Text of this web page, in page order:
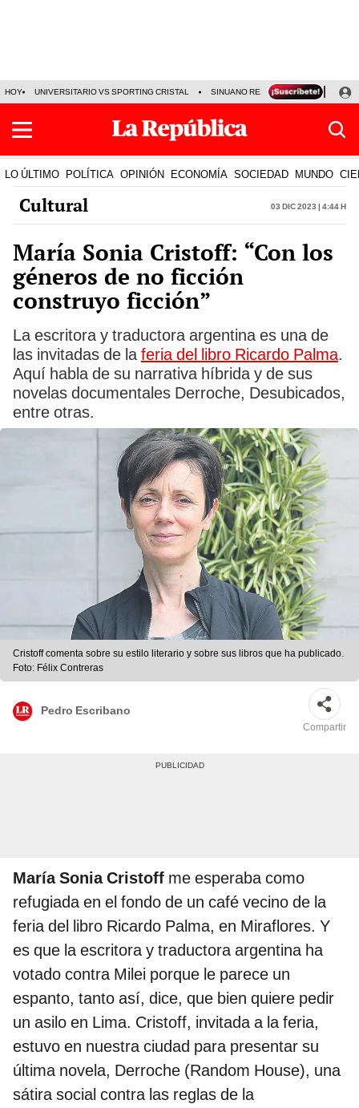
HOY UNIVERSITARIO VS SPORTING CRISTAL SINUANO RESULTADOS HOY
LO ÚLTIMO POLÍTICA OPINIÓN ECONOMÍA SOCIEDAD MUNDO
Cultural 03 Dic 2023 | 4:44 h
María Sonia Cristoff: “Con los
géneros de no ficción
construyo ficción”
La escritora y traductora argentina es una de
las invitadas de la feria del libro Ricardo Palma.
Aquí habla de su narrativa híbrida y de sus
novelas documentales Derroche, Desubicados,
entre otras.
Cristoff comenta sobre su estilo literario y sobre sus libros que ha publicado.
Foto: Félix Contreras
Pedro Escribano
Compartir
María Sonia Cristoff me esperaba como
refugiada en el fondo de un café vecino de la
feria del libro Ricardo Palma, en Miraflores. Y
es que la escritora y traductora argentina ha
votado contra Milei porque le parece un
espanto, tanto así, dice, que bien quiere pedir
un asilo en Lima. Cristoff, invitada a la feria,
estuvo en nuestra ciudad para presentar su
última novela, Derroche (Random House), una
sátira social contra las reglas de la